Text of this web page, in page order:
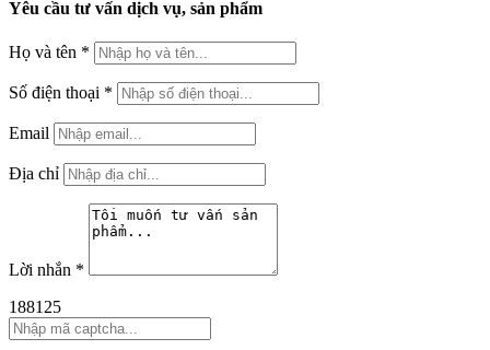
Yêu cầu tư vấn dịch vụ, sản phẩm
Họ và tên *
Số điện thoại *
Email
Địa chỉ
Lời nhắn *
188125